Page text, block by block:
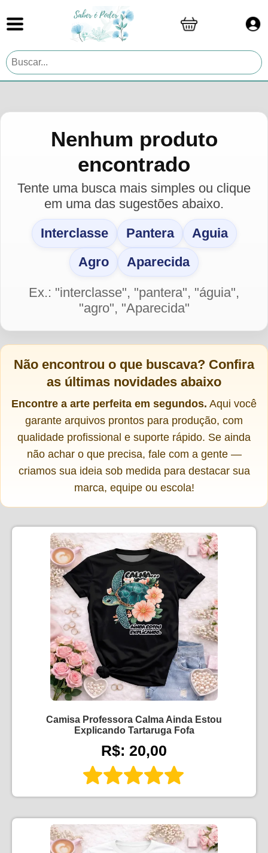
Nenhum produto
encontrado
Tente uma busca mais simples ou clique
em uma das sugestões abaixo.
Interclasse
Pantera
Aguia
Agro
Aparecida
Ex.: "interclasse", "pantera", "águia",
"agro", "Aparecida"
Não encontrou o que buscava? Confira
as últimas novidades abaixo
Encontre a arte perfeita em segundos. Aqui você
garante arquivos prontos para produção, com
qualidade profissional e suporte rápido. Se ainda
não achar o que precisa, fale com a gente —
criamos sua ideia sob medida para destacar sua
marca, equipe ou escola!
Camisa Professora Calma Ainda Estou
Explicando Tartaruga Fofa
R$: 20,00